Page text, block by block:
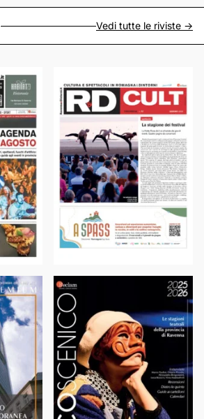
Vedi tutte le riviste ->